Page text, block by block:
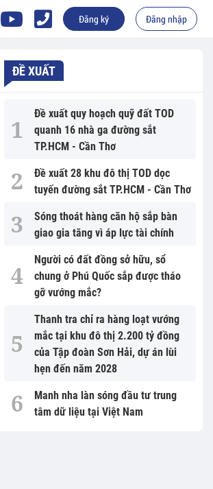
Đăng ký Đăng nhập
ĐỀ XUẤT
Đề xuất quy hoạch quỹ đất TOD
quanh 16 nhà ga đường sắt
TP.HCM - Cần Thơ
Đề xuất 28 khu đô thị TOD dọc
tuyến đường sắt TP.HCM - Cần Thơ
Sóng thoát hàng căn hộ sắp bàn
giao gia tăng vì áp lực tài chính
Người có đất đồng sở hữu, sổ
chung ở Phú Quốc sắp được tháo
gỡ vướng mắc?
Thanh tra chỉ ra hàng loạt vướng
mắc tại khu đô thị 2.200 tỷ đồng
của Tập đoàn Sơn Hải, dự án lùi
hẹn đến năm 2028
Manh nha làn sóng đầu tư trung
tâm dữ liệu tại Việt Nam